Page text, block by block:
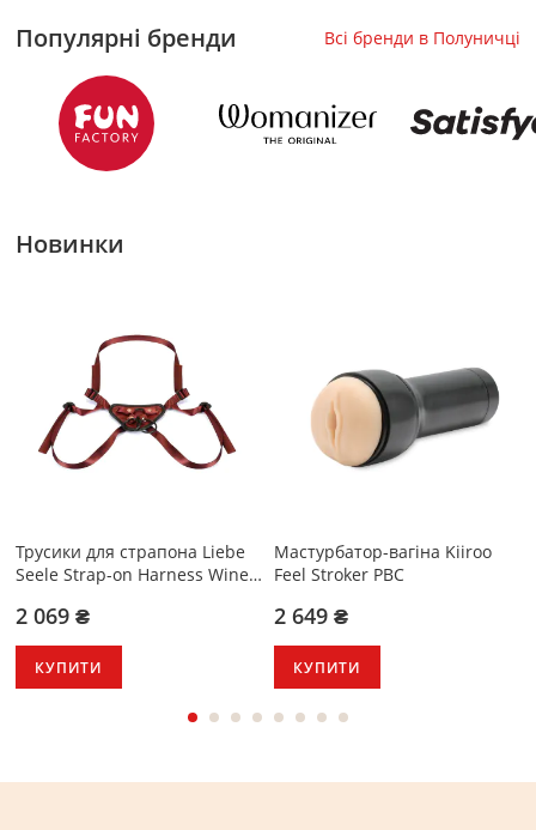
Популярні бренди Всі бренди в Полуничці
Новинки
Трусики для страпона Liebe
Seele Strap-on Harness Wine
2 069 ₴
КУПИТИ
Мастурбатор-вагіна Kiiroo
Feel Stroker PBC
2 649 ₴
КУПИТИ